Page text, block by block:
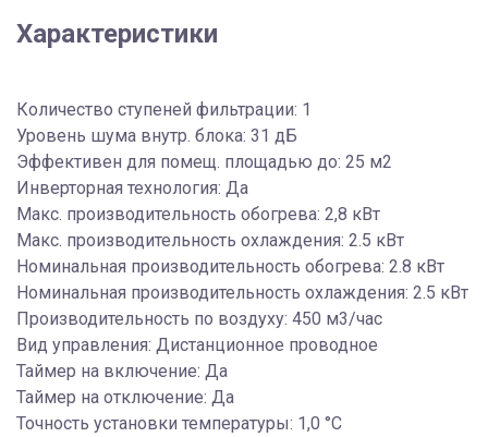
Характеристики
Количество ступеней фильтрации: 1
Уровень шума внутр. блока: 31 дБ
Эффективен для помещ. площадью до: 25 м2
Инверторная технология: Да
Макс. производительность обогрева: 2,8 кВт
Макс. производительность охлаждения: 2.5 кВт
Номинальная производительность обогрева: 2.8 кВт
Номинальная производительность охлаждения: 2.5 кВт
Производительность по воздуху: 450 м3/час
Вид управления: Дистанционное проводное
Таймер на включение: Да
Таймер на отключение: Да
Точность установки температуры: 1,0 °С